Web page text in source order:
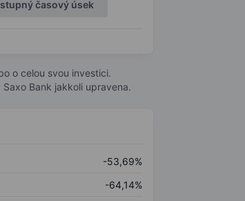
časový úsek
o celou svou investici.
Bank jakkoli upravena.
-53,69%
-64,14%